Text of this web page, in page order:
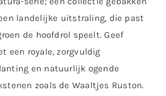
landelijke uitstraling, die past
de hoofdrol speelt. Geef
een royale, zorgvuldig
en natuurlijk ogende
zoals de Waaltjes Ruston.